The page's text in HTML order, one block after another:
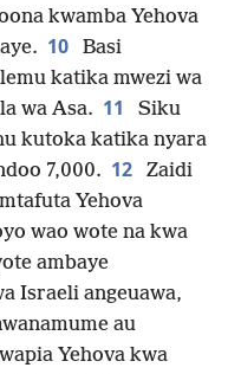
kwamba Yehova
10
Basi
katika mwezi wa
wa Asa. 11
Siku
kutoka katika nyara
7,000. 12
Zaidi
Yehova
wao wote na kwa
ambaye
Israeli angeuawa,
au
Yehova kwa